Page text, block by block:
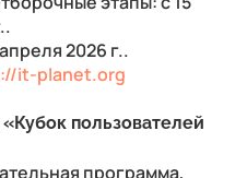
2026 г..
it-planet.org
пользователей
программа,